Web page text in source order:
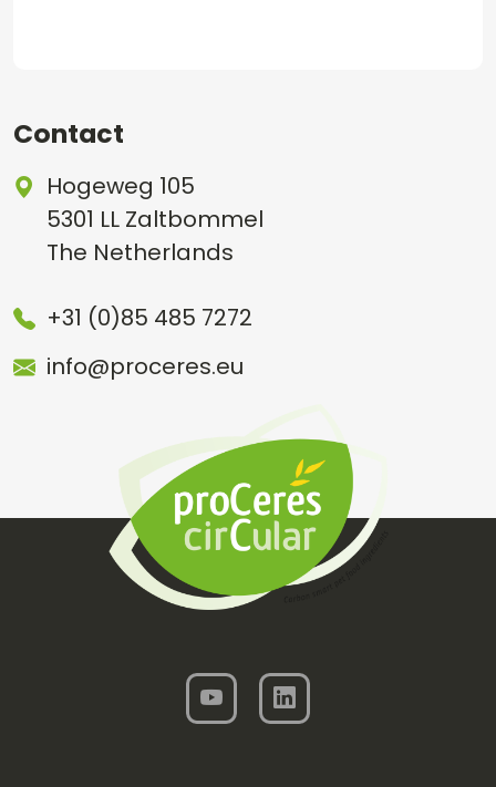
Contact
Hogeweg 105
5301 LL Zaltbommel
The Netherlands
+31 (0)85 485 7272
info@proceres.eu